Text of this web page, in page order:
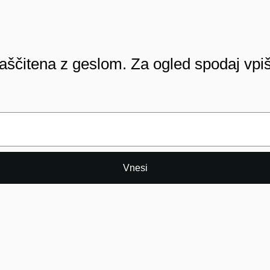
z geslom. Za ogled spodaj